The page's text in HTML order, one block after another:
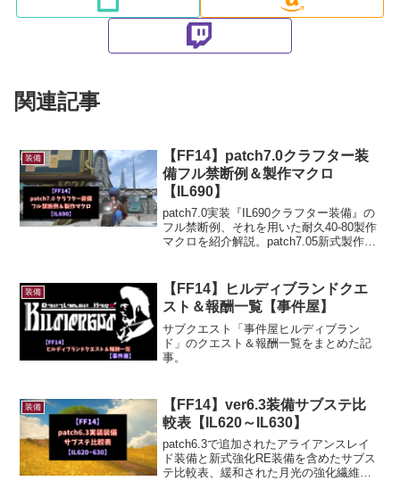
関連記事
装備
【FF14】patch7.0クラフター装
備フル禁断例＆製作マクロ
【IL690】
patch7.0実装『IL690クラフター装備』の
フル禁断例、それを用いた耐久40-80製作
マクロを紹介解説。patch7.05新式製作マ
装備
【FF14】ヒルディブランドクエ
スト＆報酬一覧【事件屋】
サブクエスト「事件屋ヒルディブラン
ド」のクエスト＆報酬一覧をまとめた記
事。
装備
【FF14】ver6.3装備サブステ比
較表【IL620～IL630】
patch6.3で追加されたアライアンスレイ
ド装備と新式強化RE装備を含めたサブス
テ比較表、緩和された月光の強化繊維＆